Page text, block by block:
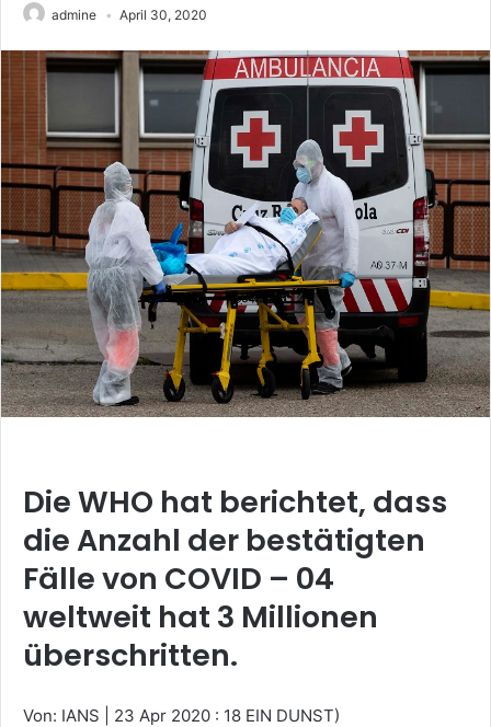
admine April 30, 2020
Die WHO hat berichtet, dass
die Anzahl der bestätigten
Fälle von COVID – 04
weltweit hat 3 Millionen
überschritten.
Von: IANS 23 Apr 2020 : 18 EIN DUNST)